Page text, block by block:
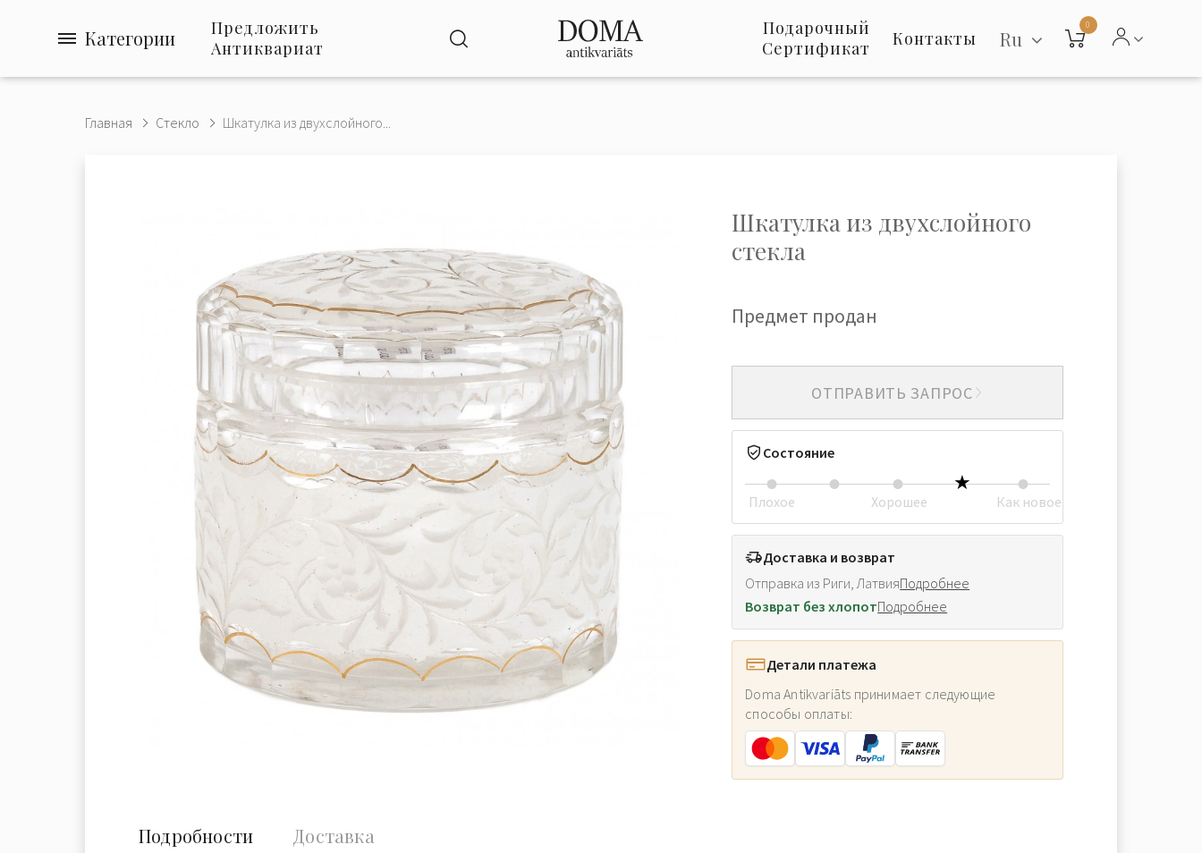
Категории
Предложить
Антиквариат
Подарочный
Сертификат
Контакты Ru
0
Главная Стекло Шкатулка из двухслойного...
Шкатулка из двухслойного
стекла
Предмет продан
ОТПРАВИТЬ ЗАПРОС
Состояние
Плохое Хорошее Как новое
Доставка и возврат
Отправка из Риги, ЛатвияПодробнее
Возврат без хлопотПодробнее
Детали платежа
Doma Antikvariāts принимает следующие
способы оплаты:
Подробности Доставка